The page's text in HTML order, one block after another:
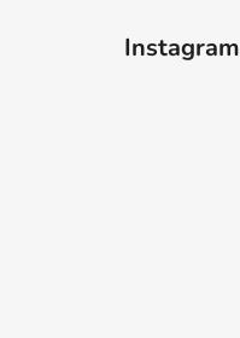
Instagram